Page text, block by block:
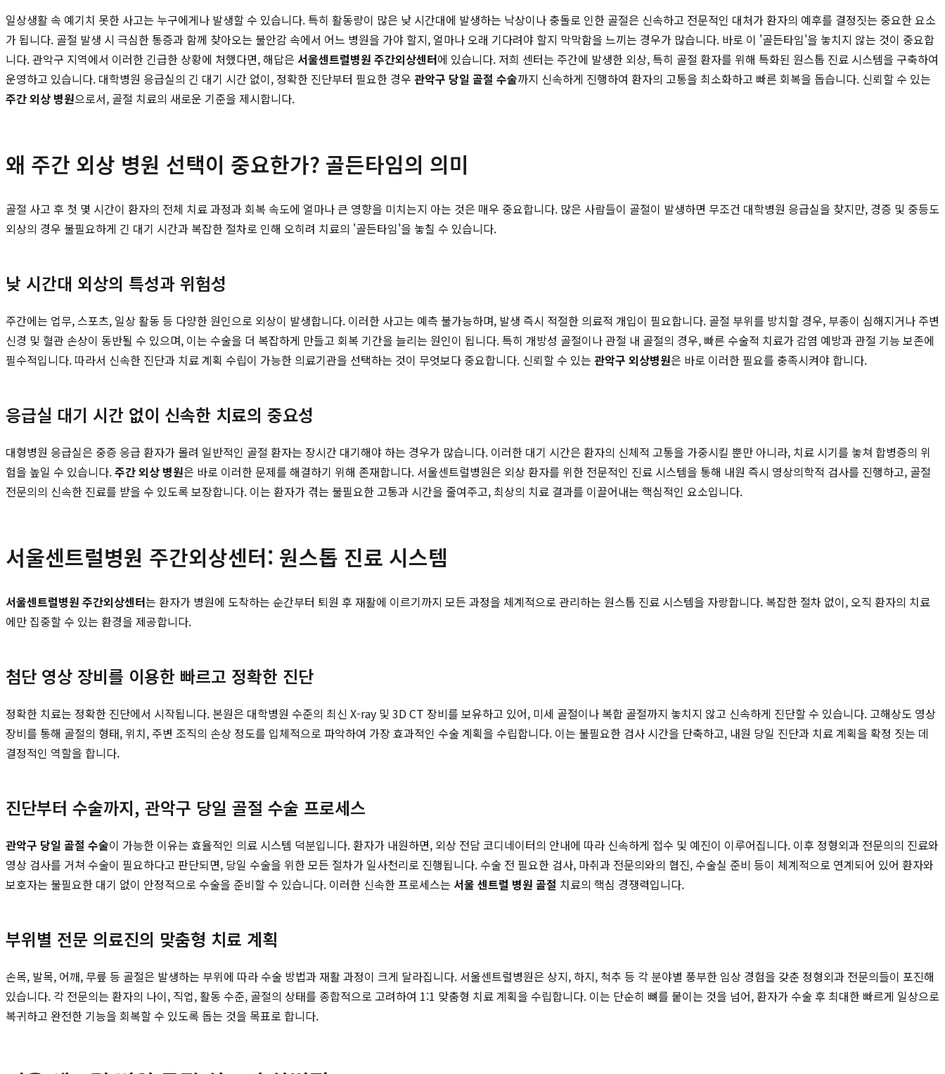
일상생활 속 예기치 못한 사고는 누구에게나 발생할 수 있습니다. 특히 활동량이 많은 낮 시간대에 발생하는 낙상이나 충돌로 인한 골절은 신속하고 전문적인 대처가 환자의 예후를 결정짓는 중요한 요소
가 됩니다. 골절 발생 시 극심한 통증과 함께 찾아오는 불안감 속에서 어느 병원을 가야 할지, 얼마나 오래 기다려야 할지 막막함을 느끼는 경우가 많습니다. 바로 이 '골든타임'을 놓치지 않는 것이 중요합
니다. 관악구 지역에서 이러한 긴급한 상황에 처했다면, 해답은 서울센트럴병원 주간외상센터에 있습니다. 저희 센터는 주간에 발생한 외상, 특히 골절 환자를 위해 특화된 원스톱 진료 시스템을 구축하여
운영하고 있습니다. 대학병원 응급실의 긴 대기 시간 없이, 정확한 진단부터 필요한 경우 관악구 당일 골절 수술까지 신속하게 진행하여 환자의 고통을 최소화하고 빠른 회복을 돕습니다. 신뢰할 수 있는
주간 외상 병원으로서, 골절 치료의 새로운 기준을 제시합니다.
왜 주간 외상 병원 선택이 중요한가? 골든타임의 의미
골절 사고 후 첫 몇 시간이 환자의 전체 치료 과정과 회복 속도에 얼마나 큰 영향을 미치는지 아는 것은 매우 중요합니다. 많은 사람들이 골절이 발생하면 무조건 대학병원 응급실을 찾지만, 경증 및 중등도
외상의 경우 불필요하게 긴 대기 시간과 복잡한 절차로 인해 오히려 치료의 '골든타임'을 놓칠 수 있습니다.
낮 시간대 외상의 특성과 위험성
주간에는 업무, 스포츠, 일상 활동 등 다양한 원인으로 외상이 발생합니다. 이러한 사고는 예측 불가능하며, 발생 즉시 적절한 의료적 개입이 필요합니다. 골절 부위를 방치할 경우, 부종이 심해지거나 주변
신경 및 혈관 손상이 동반될 수 있으며, 이는 수술을 더 복잡하게 만들고 회복 기간을 늘리는 원인이 됩니다. 특히 개방성 골절이나 관절 내 골절의 경우, 빠른 수술적 치료가 감염 예방과 관절 기능 보존에
필수적입니다. 따라서 신속한 진단과 치료 계획 수립이 가능한 의료기관을 선택하는 것이 무엇보다 중요합니다. 신뢰할 수 있는 관악구 외상병원은 바로 이러한 필요를 충족시켜야 합니다.
응급실 대기 시간 없이 신속한 치료의 중요성
대형병원 응급실은 중증 응급 환자가 몰려 일반적인 골절 환자는 장시간 대기해야 하는 경우가 많습니다. 이러한 대기 시간은 환자의 신체적 고통을 가중시킬 뿐만 아니라, 치료 시기를 놓쳐 합병증의 위
험을 높일 수 있습니다.주간 외상 병원은 바로 이러한 문제를 해결하기 위해 존재합니다. 서울센트럴병원은 외상 환자를 위한 전문적인 진료 시스템을 통해 내원 즉시 영상의학적 검사를 진행하고, 골절
전문의의 신속한 진료를 받을 수 있도록 보장합니다. 이는 환자가 겪는 불필요한 고통과 시간을 줄여주고, 최상의 치료 결과를 이끌어내는 핵심적인 요소입니다.
서울센트럴병원 주간외상센터: 원스톱 진료 시스템
서울센트럴병원 주간외상센터는 환자가 병원에 도착하는 순간부터 퇴원 후 재활에 이르기까지 모든 과정을 체계적으로 관리하는 원스톱 진료 시스템을 자랑합니다. 복잡한 절차 없이, 오직 환자의 치료
에만 집중할 수 있는 환경을 제공합니다.
첨단 영상 장비를 이용한 빠르고 정확한 진단
정확한 치료는 정확한 진단에서 시작됩니다. 본원은 대학병원 수준의 최신 X-ray 및 3D CT 장비를 보유하고 있어, 미세 골절이나 복합 골절까지 놓치지 않고 신속하게 진단할 수 있습니다. 고해상도 영상
장비를 통해 골절의 형태, 위치, 주변 조직의 손상 정도를 입체적으로 파악하여 가장 효과적인 수술 계획을 수립합니다. 이는 불필요한 검사 시간을 단축하고, 내원 당일 진단과 치료 계획을 확정 짓는 데
결정적인 역할을 합니다.
진단부터 수술까지, 관악구 당일 골절 수술 프로세스
관악구 당일 골절 수술이 가능한 이유는 효율적인 의료 시스템 덕분입니다. 환자가 내원하면, 외상 전담 코디네이터의 안내에 따라 신속하게 접수 및 예진이 이루어집니다. 이후 정형외과 전문의의 진료와
영상 검사를 거쳐 수술이 필요하다고 판단되면, 당일 수술을 위한 모든 절차가 일사천리로 진행됩니다. 수술 전 필요한 검사, 마취과 전문의와의 협진, 수술실 준비 등이 체계적으로 연계되어 있어 환자와
보호자는 불필요한 대기 없이 안정적으로 수술을 준비할 수 있습니다. 이러한 신속한 프로세스는 서울 센트럴 병원 골절 치료의 핵심 경쟁력입니다.
부위별 전문 의료진의 맞춤형 치료 계획
손목, 발목, 어깨, 무릎 등 골절은 발생하는 부위에 따라 수술 방법과 재활 과정이 크게 달라집니다. 서울센트럴병원은 상지, 하지, 척추 등 각 분야별 풍부한 임상 경험을 갖춘 정형외과 전문의들이 포진해
있습니다. 각 전문의는 환자의 나이, 직업, 활동 수준, 골절의 상태를 종합적으로 고려하여 1:1 맞춤형 치료 계획을 수립합니다. 이는 단순히 뼈를 붙이는 것을 넘어, 환자가 수술 후 최대한 빠르게 일상으로
복귀하고 완전한 기능을 회복할 수 있도록 돕는 것을 목표로 합니다.